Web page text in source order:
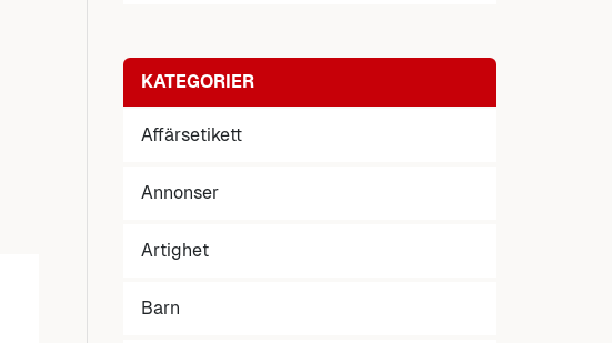
KATEGORIER
Affärsetikett
Annonser
Artighet
Barn